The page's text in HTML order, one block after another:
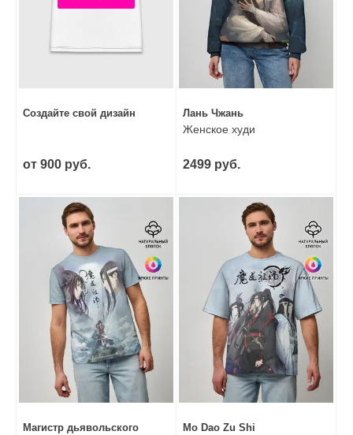
Создайте свой дизайн
от 900 руб.
Лань Чжань
Женское худи
2499 руб.
Магистр дьявольского
Mo Dao Zu Shi